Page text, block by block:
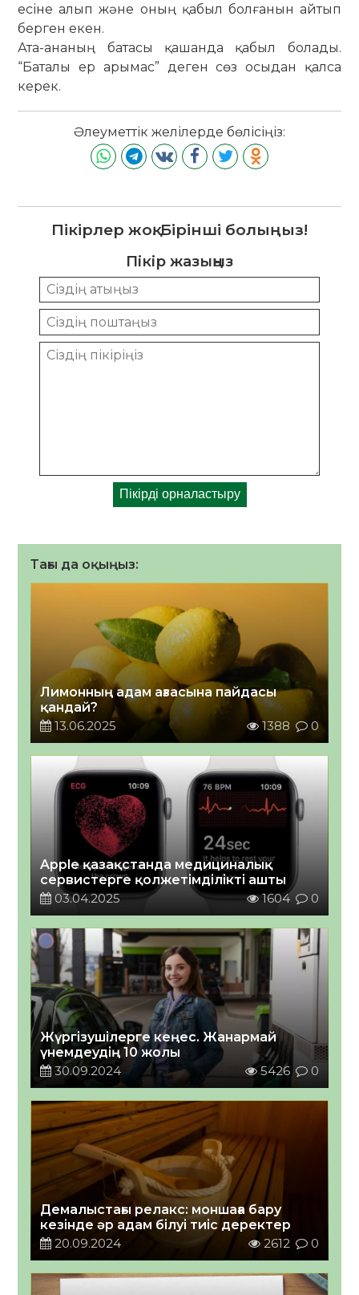
есіне алып және оның қабыл болғанын айтып
берген екен.
Ата-ананың батасы қашанда қабыл болады.
“Баталы ер арымас” деген сөз осыдан қалса
керек.
Әлеуметтік желілерде бөлісіңіз:
Пікірлер жоқ. Бірінші болыңыз!
Пікір жазыңыз
Тағы да оқыңыз:
Лимонның адам ағзасына пайдасы
қандай?
13.06.2025
1388 0
Apple қазақстанда медициналық
сервистерге қолжетімділікті ашты
03.04.2025
1604 0
Жүргізушілерге кеңес. Жанармай
үнемдеудің 10 жолы
30.09.2024
5426 0
Демалыстағы релакс: моншаға бару
кезінде әр адам білуі тиіс деректер
20.09.2024
2612 0